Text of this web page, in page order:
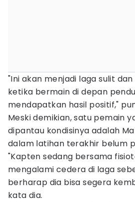
"Ini akan menjadi laga sulit
ketika bermain di depan
mendapatkan hasil positif,"
Meski demikian, satu pemain
dipantau kondisinya adalah
dalam latihan terakhir belum
"Kapten sedang bersama
mengalami cedera di laga
berharap dia bisa segera
kata dia.